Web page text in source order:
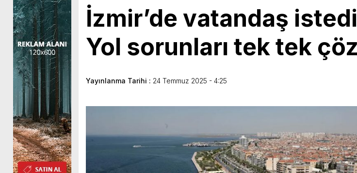
İzmir’de vatandaş
Yol sorunları tek tek
Yayınlanma Tarihi : 24 Temmuz 2025 - 4:25